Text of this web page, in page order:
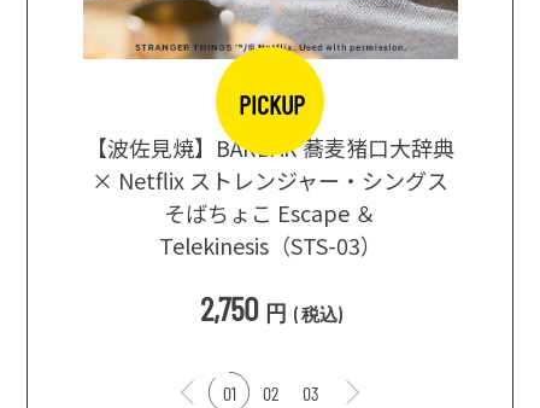
PICKUP
【波佐見焼】BARBAR 蕎麦猪口大辞典
× Netflix ストレンジャー・シングス
そばちょこ Escape ＆
Telekinesis（STS-03）
2,750 円 (税込)
01 02 03